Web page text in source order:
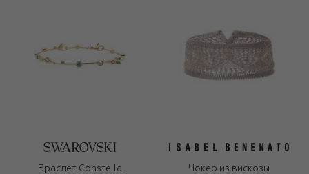
Браслет Constella
Чокер из вискозы